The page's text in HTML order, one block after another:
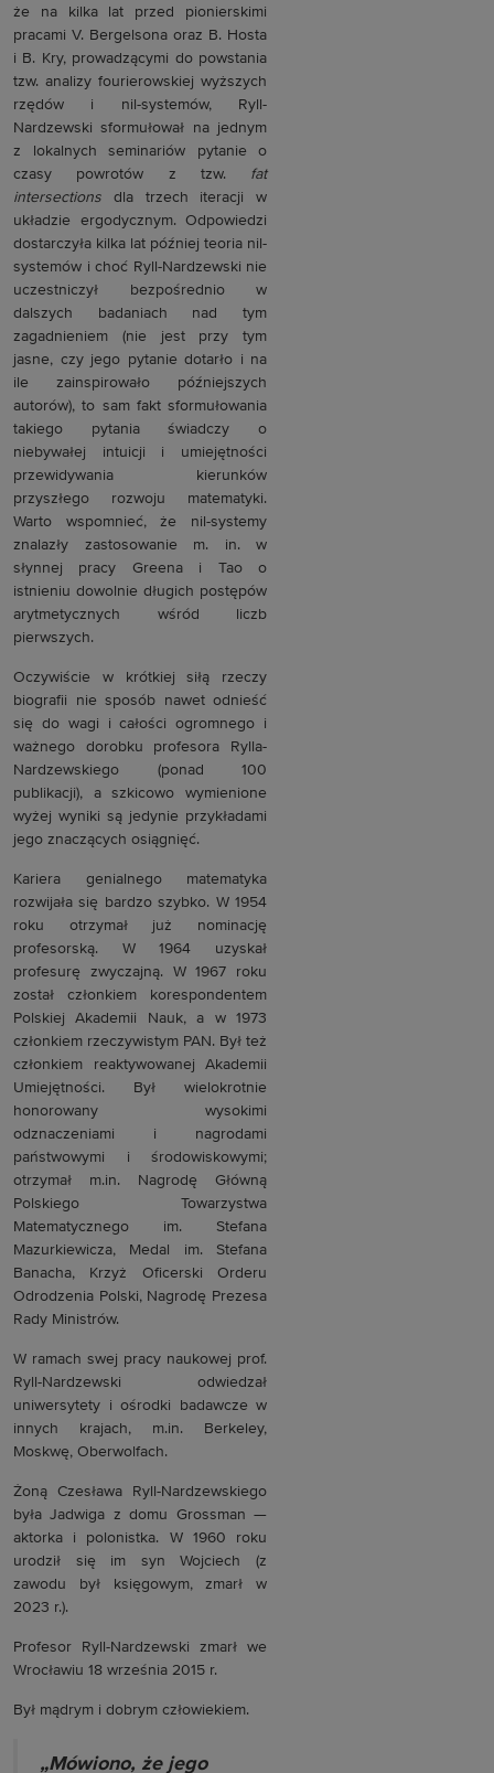
że na kilka lat przed pionierskimi
pracami V. Bergelsona oraz B. Hosta
i B. Kry, prowadzącymi do powstania
tzw. analizy fourierowskiej wyższych
rzędów i nil-systemów, Ryll-
Nardzewski sformułował na jednym
z lokalnych seminariów pytanie o
czasy powrotów z tzw. fat
intersections dla trzech iteracji w
układzie ergodycznym. Odpowiedzi
dostarczyła kilka lat później teoria nil-
systemów i choć Ryll-Nardzewski nie
uczestniczył bezpośrednio w
dalszych badaniach nad tym
zagadnieniem (nie jest przy tym
jasne, czy jego pytanie dotarło i na
ile zainspirowało późniejszych
autorów), to sam fakt sformułowania
takiego pytania świadczy o
niebywałej intuicji i umiejętności
przewidywania kierunków
przyszłego rozwoju matematyki.
Warto wspomnieć, że nil-systemy
znalazły zastosowanie m. in. w
słynnej pracy Greena i Tao o
istnieniu dowolnie długich postępów
arytmetycznych wśród liczb
pierwszych.
Oczywiście w krótkiej siłą rzeczy
biografii nie sposób nawet odnieść
się do wagi i całości ogromnego i
ważnego dorobku profesora Rylla-
Nardzewskiego (ponad 100
publikacji), a szkicowo wymienione
wyżej wyniki są jedynie przykładami
jego znaczących osiągnięć.
Kariera genialnego matematyka
rozwijała się bardzo szybko. W 1954
roku otrzymał już nominację
profesorską. W 1964 uzyskał
profesurę zwyczajną. W 1967 roku
został członkiem korespondentem
Polskiej Akademii Nauk, a w 1973
członkiem rzeczywistym PAN. Był też
członkiem reaktywowanej Akademii
Umiejętności. Był wielokrotnie
honorowany wysokimi
odznaczeniami i nagrodami
państwowymi i środowiskowymi;
otrzymał m.in. Nagrodę Główną
Polskiego Towarzystwa
Matematycznego im. Stefana
Mazurkiewicza, Medal im. Stefana
Banacha, Krzyż Oficerski Orderu
Odrodzenia Polski, Nagrodę Prezesa
Rady Ministrów.
W ramach swej pracy naukowej prof.
Ryll-Nardzewski odwiedzał
uniwersytety i ośrodki badawcze w
innych krajach, m.in. Berkeley,
Moskwę, Oberwolfach.
Żoną Czesława Ryll-Nardzewskiego
była Jadwiga z domu Grossman —
aktorka i polonistka. W 1960 roku
urodził się im syn Wojciech (z
zawodu był księgowym, zmarł w
2023 r.).
Profesor Ryll-Nardzewski zmarł we
Wrocławiu 18 września 2015 r.
Był mądrym i dobrym człowiekiem.
„Mówiono, że jego